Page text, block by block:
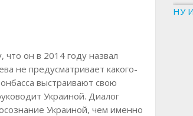
что он в 2014 году назвал
не предусматривает какого-
выстраивают свою
Украиной. Диалог
Украиной, чем именно
НУ